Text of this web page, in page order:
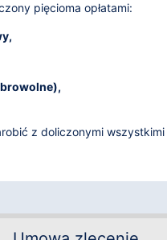
pięcioma opłatami:
z doliczonymi